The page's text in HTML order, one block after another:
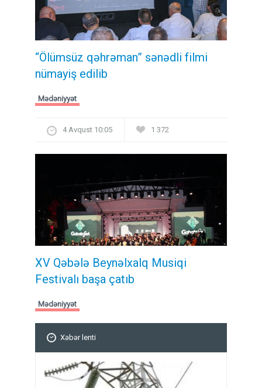
“Ölümsüz qəhrəman” sənədli filmi
nümayiş edilib
Mədəniyyət
4 Avqust 10:05 1 372
XV Qəbələ Beynəlxalq Musiqi
Festivalı başa çatıb
Mədəniyyət
Xəbər lenti